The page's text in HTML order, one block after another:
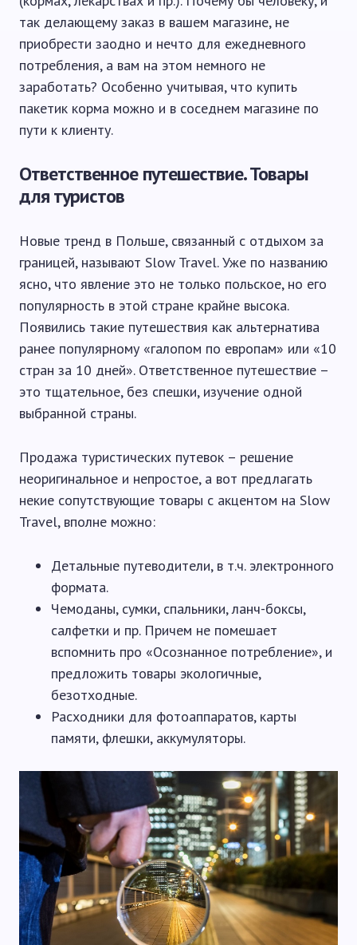
так делающему заказ в вашем магазине, не
приобрести заодно и нечто для ежедневного
потребления, а вам на этом немного не
заработать? Особенно учитывая, что купить
пакетик корма можно и в соседнем магазине по
пути к клиенту.
Ответственное путешествие. Товары
для туристов
Новые тренд в Польше, связанный с отдыхом за
границей, называют Slow Travel. Уже по названию
ясно, что явление это не только польское, но его
популярность в этой стране крайне высока.
Появились такие путешествия как альтернатива
ранее популярному «галопом по европам» или «10
стран за 10 дней». Ответственное путешествие –
это тщательное, без спешки, изучение одной
выбранной страны.
Продажа туристических путевок – решение
неоригинальное и непростое, а вот предлагать
некие сопутствующие товары с акцентом на Slow
Travel, вполне можно:
Детальные путеводители, в т.ч. электронного
формата.
Чемоданы, сумки, спальники, ланч-боксы,
салфетки и пр. Причем не помешает
вспомнить про «Осознанное потребление», и
предложить товары экологичные,
безотходные.
Расходники для фотоаппаратов, карты
памяти, флешки, аккумуляторы.